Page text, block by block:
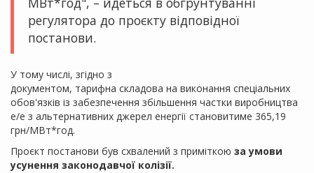
регулятора до проєкту відповідної
постанови.
У тому числі, згідно з
документом, тарифна складова на виконання спеціальних
обов'язків із забезпечення збільшення частки виробництва
е/е з альтернативних джерел енергії становитиме 365,19
грн/МВт*год.
Проєкт постанови був схвалений з приміткою за умови
усунення законодавчої колізії.